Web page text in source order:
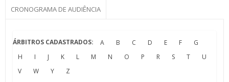
CRONOGRAMA DE AUDIÊNCIA
ÁRBITROS CADASTRADOS: A B C D E F
G
H
I J K L M N O P R S T
U
V
W Y Z